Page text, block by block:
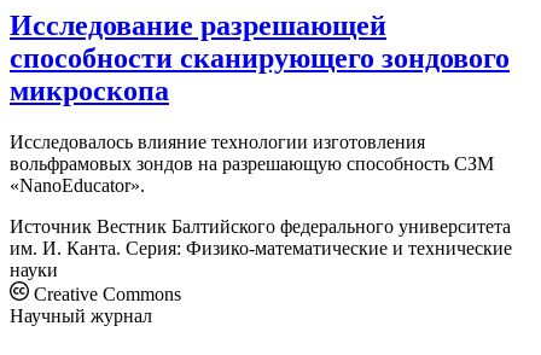
Исследование разрешающей
способности сканирующего зондового
микроскопа
Исследовалось влияние технологии изготовления
вольфрамовых зондов на разрешающую способность СЗМ
«NanoEducator».
Источник Вестник Балтийского федерального университета
им. И. Канта. Серия: Физико-математические и технические
науки
Creative Commons
Научный журнал